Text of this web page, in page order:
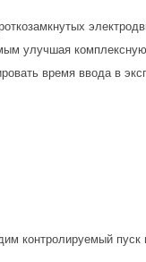
улучшая
время ввода в
контролируемый пуск